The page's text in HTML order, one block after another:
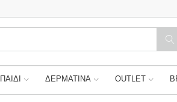
ΠΑΙΔΙ ΔΕΡΜΑΤΙΝΑ OUTLET